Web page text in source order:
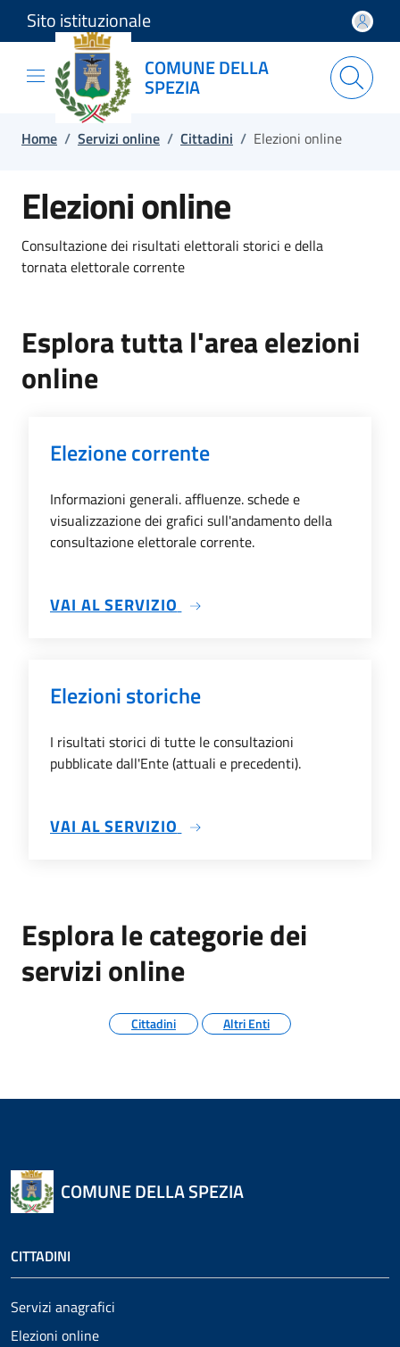
Salta e vai al contenuto
Salta e vai al footer
Sito istituzionale
COMUNE DELLA
SPEZIA
Home / Servizi online / Cittadini / Elezioni online
Elezioni online
Consultazione dei risultati elettorali storici e della
tornata elettorale corrente
Esplora tutta l'area elezioni
online
Elezione corrente
Informazioni generali. affluenze. schede e
visualizzazione dei grafici sull'andamento della
consultazione elettorale corrente.
VAI AL SERVIZIO SU ELEZIONE CORRENTE
Elezioni storiche
I risultati storici di tutte le consultazioni
pubblicate dall'Ente (attuali e precedenti).
VAI AL SERVIZIO SU ELEZIONI STORICHE
Esplora le categorie dei
servizi online
Cittadini Altri Enti
COMUNE DELLA SPEZIA
CITTADINI
Servizi anagrafici
Elezioni online